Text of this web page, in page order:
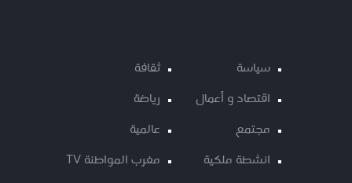
سياسة
اقتصاد و أعمال
مجتمع
انشطة ملكية
ثقافة
رياضة
عالمية
مغرب المواطنة TV